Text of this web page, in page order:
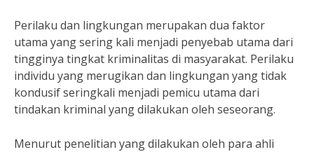
Perilaku dan lingkungan merupakan dua faktor
utama yang sering kali menjadi penyebab utama dari
tingginya tingkat kriminalitas di masyarakat. Perilaku
individu yang merugikan dan lingkungan yang tidak
kondusif seringkali menjadi pemicu utama dari
tindakan kriminal yang dilakukan oleh seseorang.
Menurut penelitian yang dilakukan oleh para ahli